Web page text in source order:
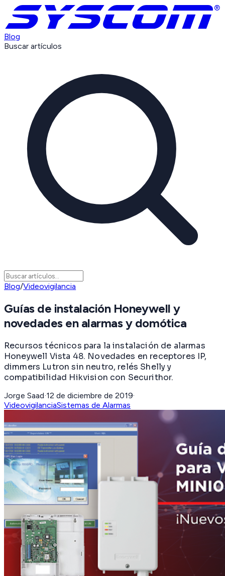
Blog
Buscar artículos
Blog/Videovigilancia
Guías de instalación Honeywell y
novedades en alarmas y domótica
Recursos técnicos para la instalación de alarmas
Honeywell Vista 48. Novedades en receptores IP,
dimmers Lutron sin neutro, relés Shelly y
compatibilidad Hikvision con Securithor.
Jorge Saad·12 de diciembre de 2019·
VideovigilanciaSistemas de Alarmas